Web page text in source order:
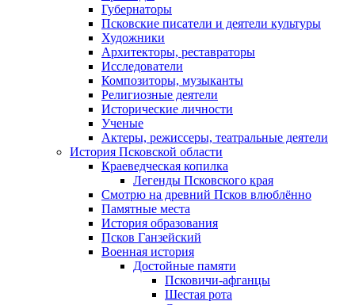
Губернаторы
Псковские писатели и деятели культуры
Художники
Архитекторы, реставраторы
Исследователи
Композиторы, музыканты
Религиозные деятели
Исторические личности
Ученые
Актеры, режиссеры, театральные деятели
История Псковской области
Краеведческая копилка
Легенды Псковского края
Смотрю на древний Псков влюблённо
Памятные места
История образования
Псков Ганзейский
Военная история
Достойные памяти
Псковичи-афганцы
Шестая рота